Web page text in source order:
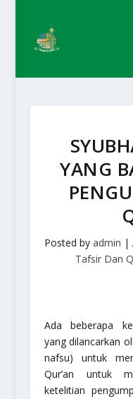
YANG
Posted by admin |
Tafsir Dan
Ada beberapa
yang dilancarkan
nafsu) untuk
Qur’an untuk
ketelitian